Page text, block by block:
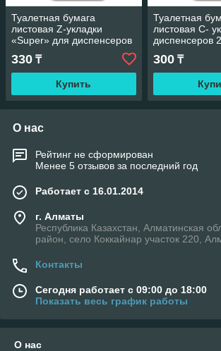
Туалетная бумага
листовая Z-укладки
«Super» для диспенсеров
330 ₸
Купить
Туалетная
листовая С-
диспенсеров
300₸
О нас
Рейтинг не сформирован
Менее 5 отзывов за последний год
Работает с 16.01.2014
г. Алматы
Республика Казахстан, Алматинская
район, село Коккайнар участок 220,
Контакты
Сегодня работает с 09:00 до 18:00
Показать весь график работы
О нас